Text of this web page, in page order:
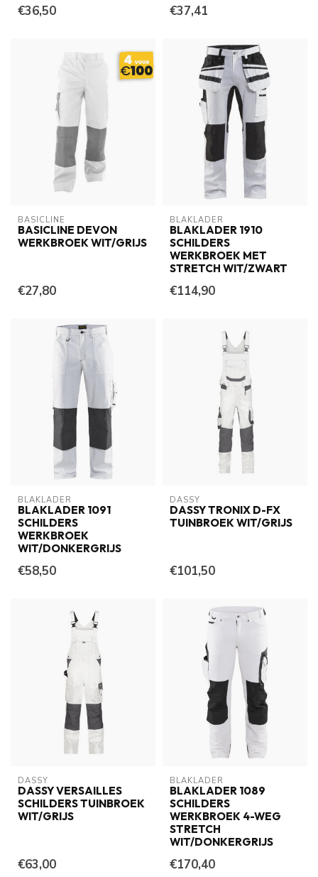
€36,50 €37,41
BASICLINE
BASICLINE DEVON
WERKBROEK WIT/GRIJS
€27,80
BLAKLADER
BLAKLADER 1910
SCHILDERS
WERKBROEK MET
STRETCH WIT/ZWART
€114,90
BLAKLADER
BLAKLADER 1091
SCHILDERS
WERKBROEK
WIT/DONKERGRIJS
€58,50
DASSY
DASSY TRONIX D-FX
TUINBROEK WIT/GRIJS
€101,50
DASSY
DASSY VERSAILLES
SCHILDERS TUINBROEK
WIT/GRIJS
€63,00
BLAKLADER
BLAKLADER 1089
SCHILDERS
WERKBROEK 4-WEG
STRETCH
WIT/DONKERGRIJS
€170,40